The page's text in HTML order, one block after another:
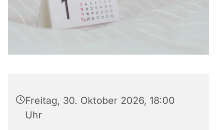
Freitag, 30. Oktober 2026, 18:00
Uhr